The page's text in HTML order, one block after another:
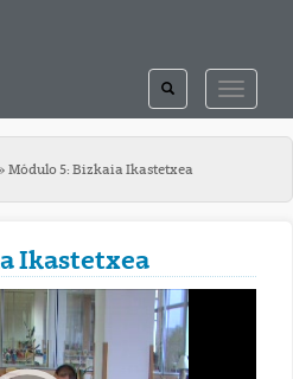
TOGGLE
TOGGLE
SEARCH
Módulo 5: Bizkaia Ikastetxea
Ikastetxea